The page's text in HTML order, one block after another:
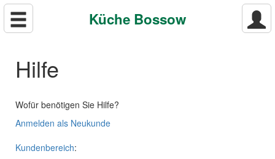
Küche Bossow
Hilfe
Wofür benötigen Sie Hilfe?
Anmelden als Neukunde
Kundenbereich: